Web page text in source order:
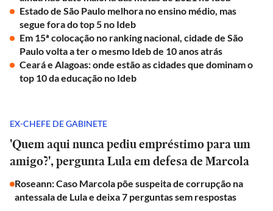
Estado de São Paulo melhora no ensino médio, mas
segue fora do top 5 no Ideb
Em 15ª colocação no ranking nacional, cidade de São
Paulo volta a ter o mesmo Ideb de 10 anos atrás
Ceará e Alagoas: onde estão as cidades que dominam o
top 10 da educação no Ideb
EX-CHEFE DE GABINETE
'Quem aqui nunca pediu empréstimo para um
amigo?', pergunta Lula em defesa de Marcola
Roseann: Caso Marcola põe suspeita de corrupção na
antessala de Lula e deixa 7 perguntas sem respostas